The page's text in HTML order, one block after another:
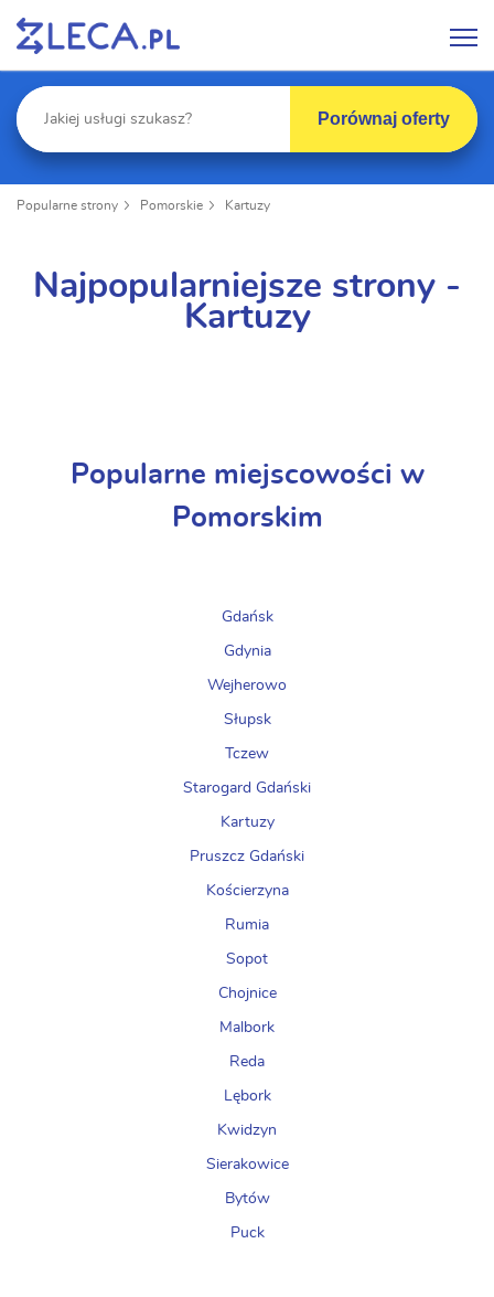
Porównaj oferty
Popularne strony Pomorskie Kartuzy
Najpopularniejsze strony -
Kartuzy
Popularne miejscowości w
Pomorskim
Gdańsk
Gdynia
Wejherowo
Słupsk
Tczew
Starogard Gdański
Kartuzy
Pruszcz Gdański
Kościerzyna
Rumia
Sopot
Chojnice
Malbork
Reda
Lębork
Kwidzyn
Sierakowice
Bytów
Puck